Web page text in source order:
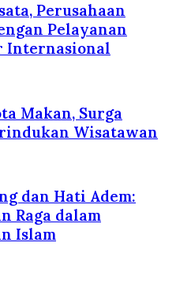
Perusahaan
Pelayanan
Internasional
Makan, Surga
Wisatawan
dan Hati Adem:
Raga dalam
Islam